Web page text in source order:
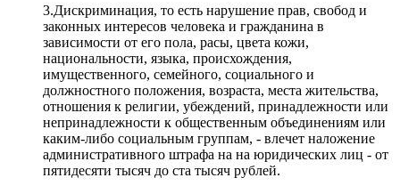
3.Дискриминация, то есть нарушение прав, свобод и
законных интересов человека и гражданина в
зависимости от его пола, расы, цвета кожи,
национальности, языка, происхождения,
имущественного, семейного, социального и
должностного положения, возраста, места жительства,
отношения к религии, убеждений, принадлежности или
непринадлежности к общественным объединениям или
каким-либо социальным группам, - влечет наложение
административного штрафа на на юридических лиц - от
пятидесяти тысяч до ста тысяч рублей.